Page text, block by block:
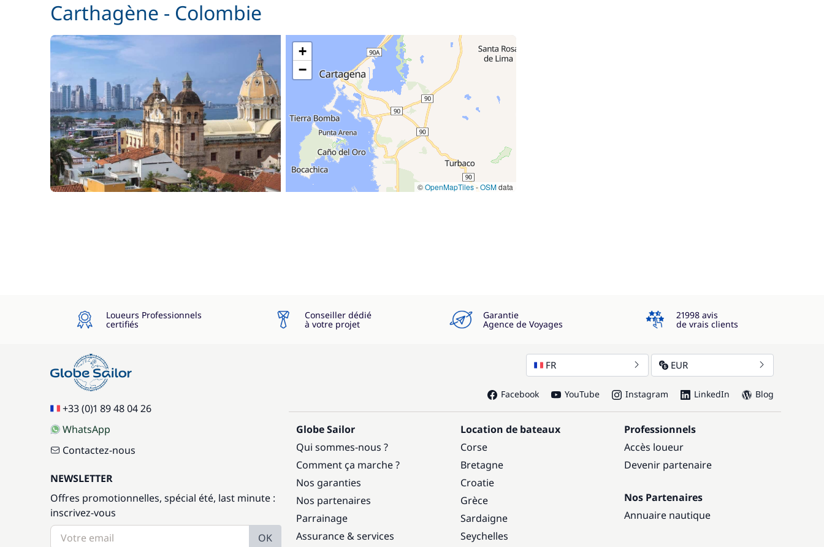
Carthagène - Colombie
+
−
©OpenMapTiles-OSMdata
Loueurs Professionnels
certifiés
Conseiller dédié
à votre projet
Garantie
Agence de Voyages
4.3
21998 avis
de vrais clients
+33 (0)1 89 48 04 26
WhatsApp
Contactez-nous
NEWSLETTER
Offres promotionnelles, spécial été, last minute :
inscrivez-vous
OK
FR EUR
Facebook YouTube Instagram LinkedIn Blog
Globe Sailor
Qui sommes-nous ?
Comment ça marche ?
Nos garanties
Nos partenaires
Parrainage
Assurance & services
Location de bateaux
Corse
Bretagne
Croatie
Grèce
Sardaigne
Seychelles
Professionnels
Accès loueur
Devenir partenaire
Nos Partenaires
Annuaire nautique